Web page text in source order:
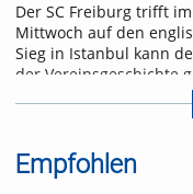
Der SC Freiburg trifft
Mittwoch auf den
Sieg in Istanbul kann
der Vereinsgeschichte
Spiel blickt und was
ihr in der neuen Folge
Referent/in:
Andreas Nagel
Empfohlen